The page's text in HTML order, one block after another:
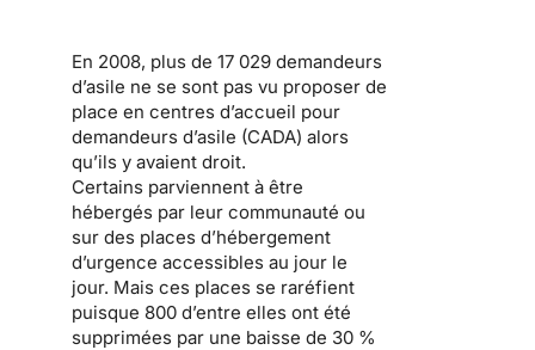
En 2008, plus de 17 029 demandeurs
d’asile ne se sont pas vu proposer de
place en centres d’accueil pour
demandeurs d’asile (CADA) alors
qu’ils y avaient droit.
Certains parviennent à être
hébergés par leur communauté ou
sur des places d’hébergement
d’urgence accessibles au jour le
jour. Mais ces places se raréfient
puisque 800 d’entre elles ont été
supprimées par une baisse de 30 %